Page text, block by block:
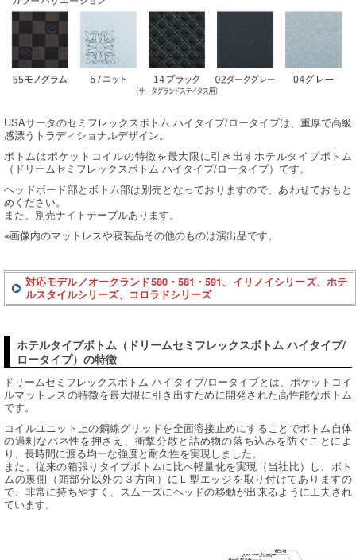
USAサータのセミフレックスボトム ハイタイプ/ロータイプは、重厚で高級
感漂うトラディショナルデザイン。
ボトムはポケットコイルの特徴を最大限に引き出すホテルタイプボトム
（ドリームセミフレックスボトム ハイタイプ/ロータイプ）です。
ヘッドボード部とボトム部は別売となっておりますので、あわせておもと
めください。
また、別売ナイトテーブルあります。
※画像内のマットレスや寝装品その他のものは演出品です。
対応モデル／オークランド580・581・591、イリノイシリーズ、ホテ
ルスタイルシリーズ、コロラドシリーズ
ホテルタイプボトム（ドリームセミフレックスボトム ハイタイプ/
ロータイプ）の特徴
ドリームセミフレックスボトム ハイタイプ/ロータイプとは、ポケットコイ
ルマットレスの特徴を最大限に引き出すために開発された高性能なボトム
です。
コイルユニット上の鋼線グリッドを全面溶接止めにすることでボトム自体
の過剰なバネ性を押さえ、衝撃分散と詰め物の落ち込みを防ぐことによ
り、長時間に渡る均一な強度と耐久性を実現しました。
また、従来の箱張りタイプボトムに比べ軽量化を実現（当社比）し、ボト
ムの裏側（頭部分以外の３方向）にＬ型エッジを取り付けてありますの
で、非常に持ちやすく、スムーズにヘッドの移動が出来るように工夫され
ています。